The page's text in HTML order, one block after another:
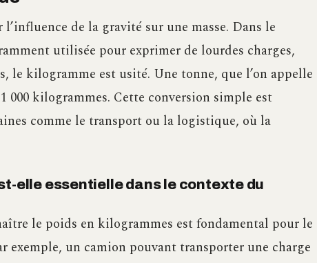
de la gravité sur une masse. Dans le
utilisée pour exprimer de lourdes charges,
le kilogramme est usité. Une tonne, que l’on appelle
000 kilogrammes. Cette conversion simple est
comme le transport ou la logistique, où la
elle essentielle dans le contexte du
le poids en kilogrammes est fondamental pour le
exemple, un camion pouvant transporter une charge